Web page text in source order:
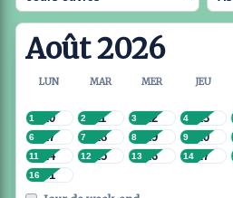
Août 2026
LUN MAR MER JEU
10
1 11
2 12
3 13
4
17
6 18
7 19
8 20
9
24
11 25
12 26
13 27
14
31
16